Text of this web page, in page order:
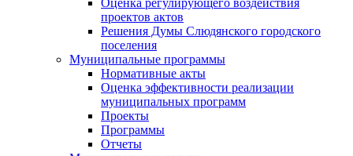
Оценка регулирующего воздействия
проектов актов
Решения Думы Слюдянского городского
поселения
Муниципальные программы
Нормативные акты
Оценка эффективности реализации
муниципальных программ
Проекты
Программы
Отчеты